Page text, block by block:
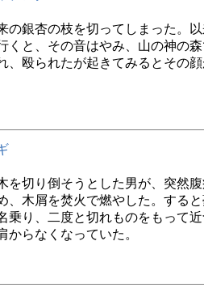
の銀杏の枝を切ってしまった。
くと、その音はやみ、山の神の
、殴られたが起きてみるとその
を切り倒そうとした男が、突然
、木屑を焚火で燃やした。すると
乗り、二度と切れものをもって
からなくなっていた。